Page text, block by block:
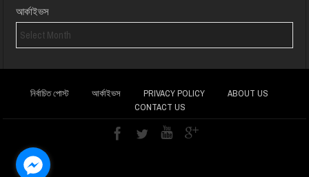
আর্কাইভস
নির্বাচিত পোস্ট আর্কাইভস PRIVACY POLICY
ABOUT US
CONTACT US